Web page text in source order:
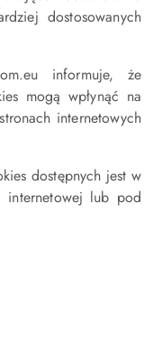
dostosowanych
informuje, że
mogą wpłynąć na
internetowych
dostępnych jest w
internetowej lub pod